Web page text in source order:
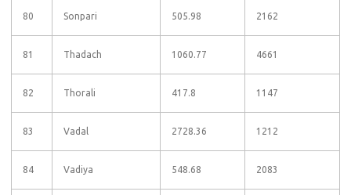
80 Sonpari 505.98 2162
81 Thadach 1060.77 4661
82 Thorali 417.8 1147
83 Vadal 2728.36 1212
84 Vadiya 548.68 2083